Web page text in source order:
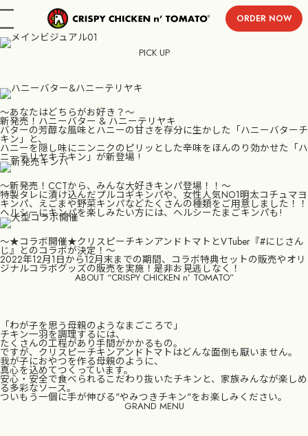
menu ORDER NOW
PICK UP
〜あなたはどちらがお好き？〜
新発売！ハニーバター & ハニーテリヤキ
バターの芳醇な風味とハニーの甘さを存分に生かした「ハニーバターチ
キン」と、
ハニーを隠し味にニンニクのピリッとした辛味をほんのり効かせた「ハ
ニーテリヤキチキン」が新登場 !
〜新発売！CCTから、みんな大好きキンパ登場！！〜
特製タレに漬け込んだプルコギキンパや、女性人気NO1明太コチュマヨ
キンパ、えごまや野菜キンパなどたくさんの種類をご用意しました！！
ヘルシーにキンパを楽しみたい方には、ヘルシーたまごキンパも!
〜★コラボ開催★クリスピーチキンアンドトマトとVTuber『#にじさん
じ』とのコラボが決定！〜
2022年12月1日から12月末までの期間、コラボ特典セットの販売やオリ
ジナルコラボグッズの販売を実施！是非お見逃しなく！
ABOUT “CRISPY CHICKEN n’ TOMATO”
「わが子を思う母親のようなまごころで」
チキン一羽を調理するには、
たくさんの工程があり手間がかかるもの。
ですが、クリスピーチキンアンドトマトはどんな面倒も厭いません。
我が子におやつを作る母親のように、
真心を込めてつくっています。
安心・安全で食べられるこだわり抜いたチキンと、家族みんなが楽しめ
る多彩なソース。
ついもう一個に手が伸びる"やみつきチキン"をお楽しみください。
GRAND MENU